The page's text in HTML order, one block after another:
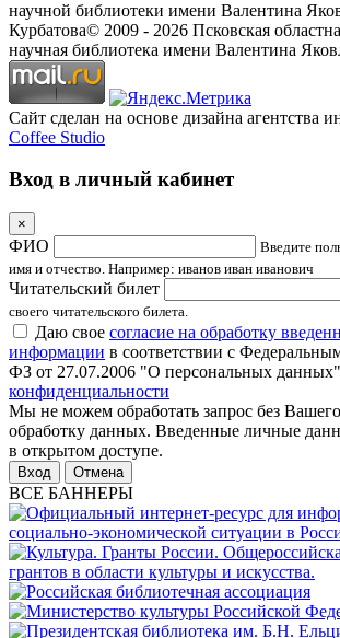
научной библиотеки имени Валентина
Курбатова© 2009 - 2026 Псковская
научная библиотека имени Валентина
Сайт сделан на основе дизайна агентства
Coffee Studio
Вход в личный кабинет
×
ФИО
Введите
имя и отчество. Например: иванов иван иванович
Читательский билет
своего читательского билета.
Даю свое согласие на обработку
информации в соответствии с
ФЗ от 27.07.2006 "О персональных
конфиденциальности
Мы не можем обработать запрос без Вашего
обработку данных. Введенные личные
в открытом доступе.
Отмена
ВСЕ БАННЕРЫ